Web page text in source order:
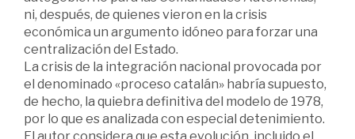
ni, después, de quienes vieron en la crisis
económica un argumento idóneo para forzar una
centralización del Estado.
La crisis de la integración nacional provocada por
el denominado «proceso catalán» habría supuesto,
de hecho, la quiebra definitiva del modelo de 1978,
por lo que es analizada con especial detenimiento.